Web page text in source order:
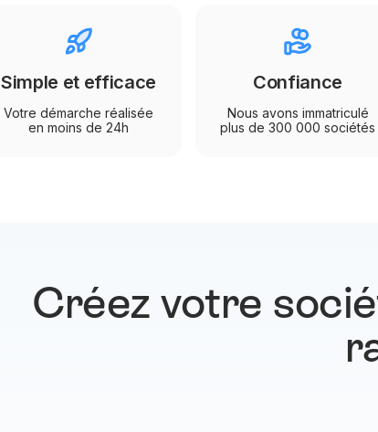
Simple et efficace
Votre démarche réalisée
en moins de 24h
Confiance
Nous avons immatriculé
plus de 300 000 sociétés
Créez votre